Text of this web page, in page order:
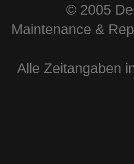
© 2005
Maintenance &
Alle Zeitangaben